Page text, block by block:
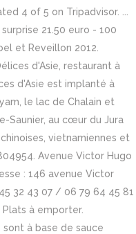
4 of 5 on Tripadvisor. ...
21.50 euro - 100
et Reveillon 2012.
d'Asie, restaurant à
d'Asie est implanté à
le lac de Chalain et
Saunier, au cœur du Jura
vietnamiennes et
Avenue Victor Hugo
: 146 avenue Victor
32 43 07 / 06 79 64 45 81
à emporter.
à base de sauce